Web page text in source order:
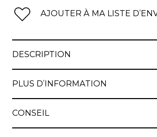
AJOUTER À MA LISTE
DESCRIPTION
PLUS D’INFORMATION
CONSEIL